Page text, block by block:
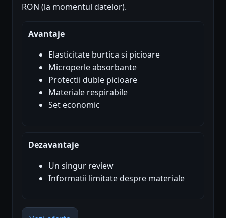
RON (la momentul datelor).
Avantaje
Elasticitate burtica si picioare
Microperle absorbante
Protectii duble picioare
Materiale respirabile
Set economic
Dezavantaje
Un singur review
Informatii limitate despre materiale